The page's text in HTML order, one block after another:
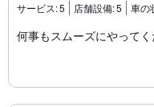
サービス:5 店舗設備:5 車の
何事もスムーズにやってく